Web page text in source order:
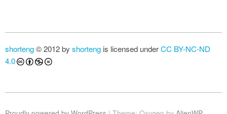
shorteng© 2012 by shorteng is licensed underCC BY-NC-ND
4.0